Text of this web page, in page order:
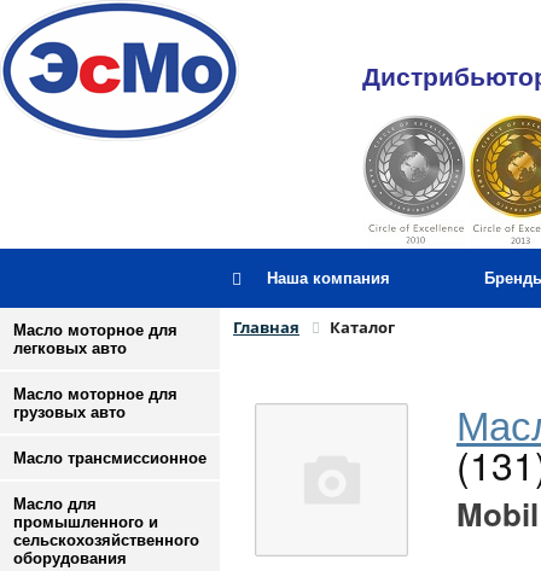
Наша компания
Масло моторное для
легковых авто
Масло моторное для
грузовых авто
Масло трансмиссионное
Масло для
промышленного и
сельскохозяйственного
оборудования
Главная Каталог
Mobil